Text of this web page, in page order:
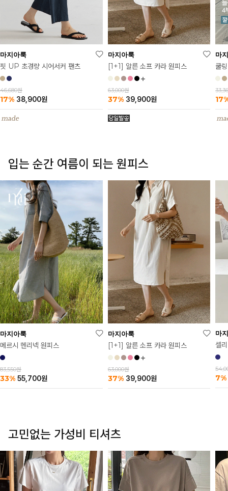
마지아룩
핏 UP 초경량 시어서커 팬츠
46,680원
17% 38,900원
마지아룩
[1+1] 알른 소프 카라 원피스
63,000원
37% 39,900원
마
쿨
입는 순간 여름이 되는 원피스
마지아룩
메르시 헨리넥 원피스
83,550원
33% 55,700원
마지아룩
[1+1] 알른 소프 카라 원피스
63,000원
37% 39,900원
마
셀
7%
고민없는 가성비 티셔츠